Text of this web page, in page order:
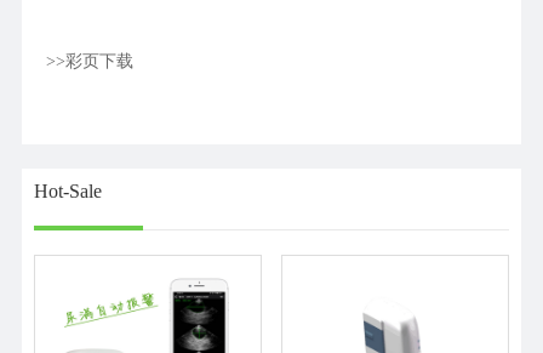
>>彩页下载
Hot-Sale